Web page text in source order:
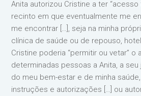
Anita autorizou Cristine a ter
recinto em que eventualmente me
me encontrar […], seja na minha
clínica de saúde ou de repouso,
Cristine poderia “permitir ou vetar” o
determinadas pessoas a Anita, a seu
do meu bem-estar e de minha
instruções e autorizações […] ou